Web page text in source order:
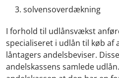
solvensoverdækning
I forhold til udlånsvækst
specialiseret i udlån til køb af
låntagers andelsbeviser.
andelskassens samlede